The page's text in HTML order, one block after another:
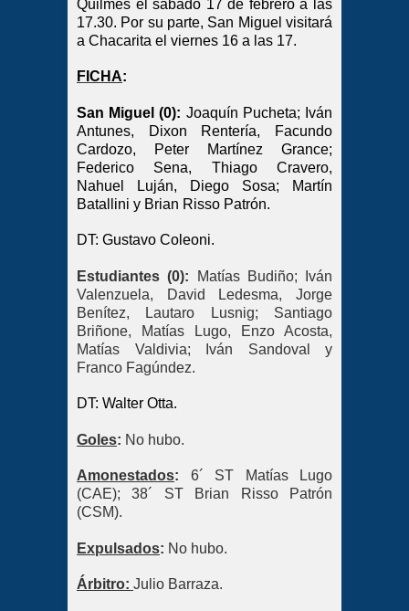
Quilmes el sábado 17 de febrero a las
17.30. Por su parte, San Miguel visitará
a Chacarita el viernes 16 a las 17.
FICHA:
San Miguel (0): Joaquín Pucheta; Iván
Antunes, Dixon Rentería, Facundo
Cardozo, Peter Martínez Grance;
Federico Sena, Thiago Cravero,
Nahuel Luján, Diego Sosa; Martín
Batallini y Brian Risso Patrón.
DT: Gustavo Coleoni.
Estudiantes (0):
Matías Budiño; Iván
Valenzuela, David Ledesma, Jorge
Benítez, Lautaro Lusnig; Santiago
Briñone, Matías Lugo, Enzo Acosta,
Matías Valdivia; Iván Sandoval y
Franco Fagúndez.
DT: Walter Otta.
Goles: No hubo.
Amonestados: 6´ ST Matías Lugo
(CAE); 38´ ST Brian Risso Patrón
(CSM).
Expulsados: No hubo.
Árbitro: Julio Barraza.